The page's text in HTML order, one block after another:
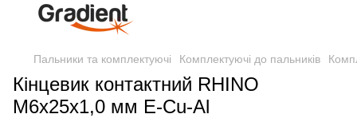
Пальники та комплектуючі Комплектуючі до пальників
Кінцевик контактний RHINO
М6х25х1,0 мм E-Cu-Al